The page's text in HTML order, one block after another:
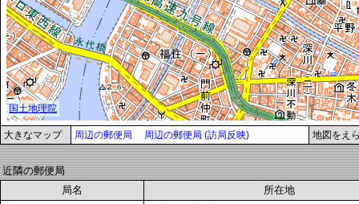
大きなマップ 周辺の郵便局 周辺の郵便局 (訪局反映) 地図をえ
近隣の郵便局
局名
所在地